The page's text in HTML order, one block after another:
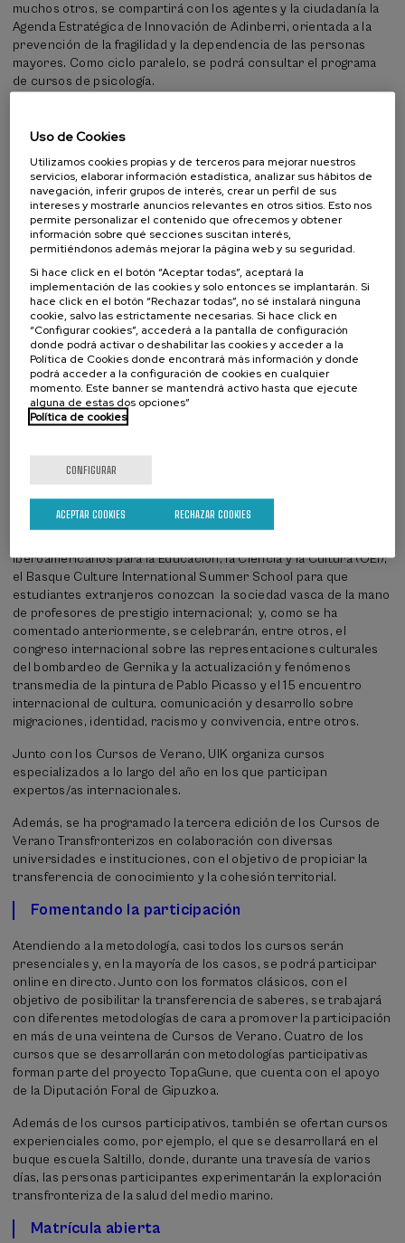
muchos otros, se compartirá con los agentes y la ciudadanía la
Agenda Estratégica de Innovación de Adinberri, orientada a la
prevención de la fragilidad y la dependencia de las personas
mayores. Como ciclo paralelo, se podrá consultar el programa
de cursos de psicología.
relacionados con el desarrollo de la economía y la empresa. Con
el objetivo de ofrecer una visión completa, varios cursos
analizarán el estado de la economía vasca desde la perspectiva
de la innovación y los pasos a dar para atraer talento
internacional; se debatirán las claves para que las pequeñas y
medianas empresas se adapten a la transición ecológica siendo
competitivas; se tratará la transición a una economía azul
sostenible; y, dentro de la extensa oferta, se cuestionará el
pensamiento económico convencional en los cursos
denominados Economía Social Transformadora y Economía
Crítica.
UIK en el mundo
El enfoque internacional en la transferencia de conocimientos
incluye muchos cursos orientados en esta dirección, como son:
los cursos de derecho sobre relaciones internacionales; el
educación: retos en el País Vasco y en Iberoamérica” que se
Iberoamericanos para la Educación, la Ciencia y la Cultura (OEI);
el Basque Culture International Summer School para que
estudiantes extranjeros conozcan la sociedad vasca de la mano
de profesores de prestigio internacional; y, como se ha
comentado anteriormente, se celebrarán, entre otros, el
congreso internacional sobre las representaciones culturales
del bombardeo de Gernika y la actualización y fenómenos
transmedia de la pintura de Pablo Picasso y el 15 encuentro
internacional de cultura, comunicación y desarrollo sobre
migraciones, identidad, racismo y convivencia, entre otros.
Junto con los Cursos de Verano, UIK organiza cursos
especializados a lo largo del año en los que participan
expertos/as internacionales.
Además, se ha programado la tercera edición de los Cursos de
Verano Transfronterizos en colaboración con diversas
universidades e instituciones, con el objetivo de propiciar la
transferencia de conocimiento y la cohesión territorial.
Fomentando la participación
Atendiendo a la metodología, casi todos los cursos serán
presenciales y, en la mayoría de los casos, se podrá participar
online en directo. Junto con los formatos clásicos, con el
objetivo de posibilitar la transferencia de saberes, se trabajará
con diferentes metodologías de cara a promover la participación
en más de una veintena de Cursos de Verano. Cuatro de los
cursos que se desarrollarán con metodologías participativas
forman parte del proyecto TopaGune, que cuenta con el apoyo
de la Diputación Foral de Gipuzkoa.
Además de los cursos participativos, también se ofertan cursos
experienciales como, por ejemplo, el que se desarrollará en el
buque escuela Saltillo, donde, durante una travesía de varios
días, las personas participantes experimentarán la exploración
transfronteriza de la salud del medio marino.
Matrícula abierta
Uso de Cookies
Utilizamos cookies propias y de terceros para mejorar nuestros
servicios, elaborar información estadística, analizar sus hábitos de
navegación, inferir grupos de interés, crear un perfil de sus
intereses y mostrarle anuncios relevantes en otros sitios. Esto nos
permite personalizar el contenido que ofrecemos y obtener
información sobre qué secciones suscitan interés,
permitiéndonos además mejorar la página web y su seguridad.
Si hace click en el botón “Aceptar todas”, aceptará la
implementación de las cookies y solo entonces se implantarán. Si
hace click en el botón “Rechazar todas”, no sé instalará ninguna
cookie, salvo las estrictamente necesarias. Si hace click en
“Configurar cookies”, accederá a la pantalla de configuración
donde podrá activar o deshabilitar las cookies y acceder a la
Política de Cookies donde encontrará más información y donde
podrá acceder a la configuración de cookies en cualquier
momento. Este banner se mantendrá activo hasta que ejecute
alguna de estas dos opciones”
Política de cookies
CONFIGURAR
RECHAZAR COOKIES
ACEPTAR COOKIES